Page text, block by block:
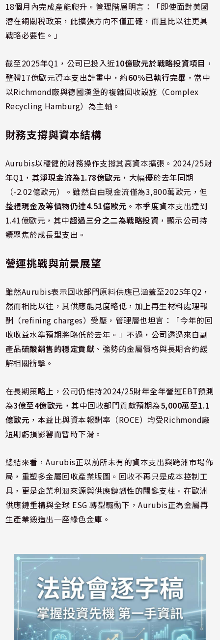
18個月內完成產能爬升。管理階層明言：「即使面對美國
潛在銅關稅政策，此擴張方向不僅正確，而且比以往更具
戰略必要性。」
截至2025年Q1，公司已投入近10億歐元於戰略投資項目 ，
整體17億歐元資本支出計畫中，約60%已執行完畢 ，當中
以Richmond廠與德國漢堡的複雜回收設施（Complex
Recycling Hamburg）為主軸。
財務支撐與資本結構
Aurubis以穩健的財務操作支撐其高資本擴張。2024/25財
年Q1，其淨現金流為1.78億歐元 ，大幅優於去年同期
（-2.02億歐元）。雖然自由現金流僅為3,800萬歐元，但
整體現金及等價物仍達4.51億歐元 。本季度資本支出達到
1.41億歐元，其中超過三分之二為戰略投資 ，顯示公司持
續聚焦於成長型支出。
營運挑戰與前景展望
雖然Aurubis表示回收部門原料供應已涵蓋至2025年Q2，
然而相比以往，其供應能見度略低，加上再生材料處理報
酬（refining charges）受壓，管理層也坦言：「今年的回
收收益水準預期將略低於去年。」不過，公司透過來自副
產品硫酸銷售的穩定貢獻 、強勢的金屬價格與長期合約緩
解相關衝擊。
在長期策略上，公司仍維持2024/25財年全年營運EBT預測
為3億至4億歐元 ，其中回收部門貢獻預期為5,000萬至1.1
億歐元 ，本益比與資本報酬率（ROCE）均受Richmond廠
短期虧損影響而暫時下滑。
總結來看，Aurubis正以前所未有的資本支出與跨洲市場佈
局，重塑多金屬回收產業版圖。回收不再只是成本控制工
具，更是企業利潤來源與供應鏈韌性的關鍵支柱。在歐洲
供應鏈重構與全球 ESG 轉型驅動下，Aurubis正為金屬再
生產業鍛造出一座綠色金庫。